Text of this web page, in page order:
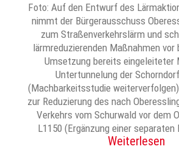
Foto: Auf den Entwurf des
nimmt der Bürgerausschuss
zum Straßenverkehrslärm und
lärmreduzierenden Maßnahmen
Umsetzung bereits eingeleiteter
Untertunnelung der
(Machbarkeitsstudie
zur Reduzierung des nach
Verkehrs vom Schurwald vor dem
L1150 (Ergänzung einer separaten
Weiterlesen